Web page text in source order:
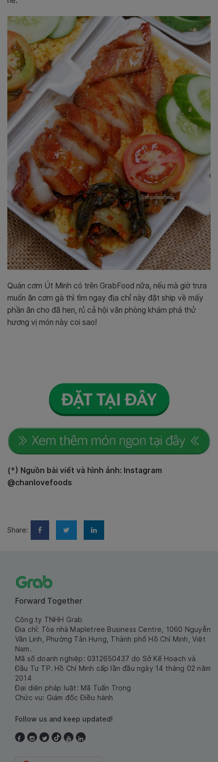
Quán cơm Út Minh có trên GrabFood nữa, nếu mà giờ trưa
muốn ăn cơm gà thì tìm ngay địa chỉ này đặt ship về mấy
phần ăn cho đã hen, rủ cả hội văn phòng khám phá thử
hương vị món này coi sao!
(*) Nguồn bài viết và hình ảnh: Instagram
@chanlovefoods
Share:
Forward Together
Công ty TNHH Grab
Địa chỉ: Tòa nhà Mapletree Business Centre, 1060 Nguyễn
Văn Linh, Phường Tân Hưng, Thành phố Hồ Chí Minh, Việt
Nam.
Mã số doanh nghiệp: 0312650437 do Sở Kế Hoạch và
Đầu Tư TP. Hồ Chí Minh cấp lần đầu ngày 14 tháng 02 năm
2014
Đại diện pháp luật: Mã Tuấn Trọng
Chức vụ: Giám đốc Điều hành
Follow us and keep updated!